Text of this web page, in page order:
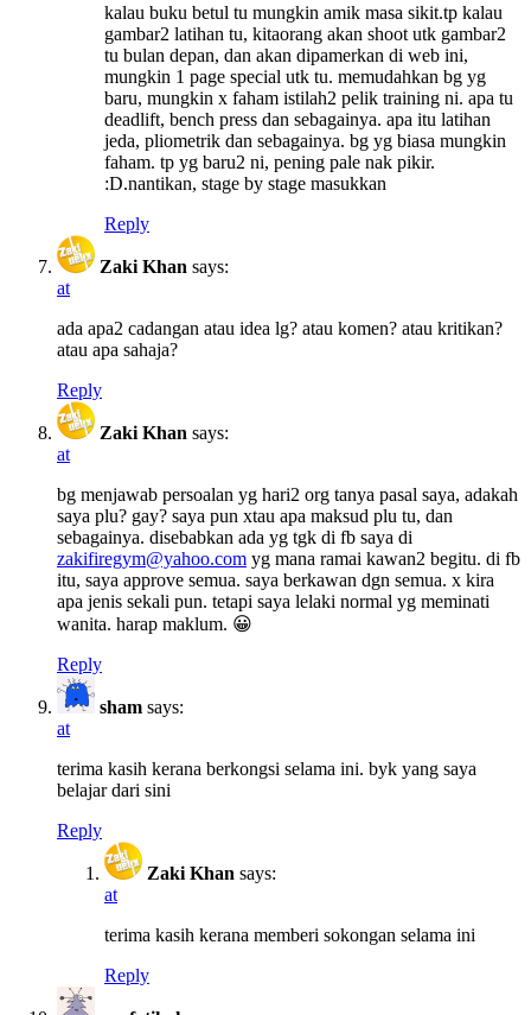
kalau buku betul tu mungkin amik masa sikit.tp kalau
gambar2 latihan tu, kitaorang akan shoot utk gambar2
tu bulan depan, dan akan dipamerkan di web ini,
mungkin 1 page special utk tu. memudahkan bg yg
baru, mungkin x faham istilah2 pelik training ni. apa tu
deadlift, bench press dan sebagainya. apa itu latihan
jeda, pliometrik dan sebagainya. bg yg biasa mungkin
faham. tp yg baru2 ni, pening pale nak pikir.
:D.nantikan, stage by stage masukkan
Reply
Zaki Khan says:
at
ada apa2 cadangan atau idea lg? atau komen? atau kritikan?
atau apa sahaja?
Reply
Zaki Khan says:
at
bg menjawab persoalan yg hari2 org tanya pasal saya, adakah
saya plu? gay? saya pun xtau apa maksud plu tu, dan
sebagainya. disebabkan ada yg tgk di fb saya di
zakifiregym@yahoo.com yg mana ramai kawan2 begitu. di fb
itu, saya approve semua. saya berkawan dgn semua. x kira
apa jenis sekali pun. tetapi saya lelaki normal yg meminati
wanita. harap maklum. 😀
Reply
sham says:
at
terima kasih kerana berkongsi selama ini. byk yang saya
belajar dari sini
Reply
Zaki Khan says:
at
terima kasih kerana memberi sokongan selama ini
Reply